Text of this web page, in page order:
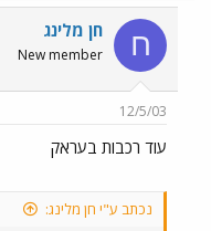
ח חן מלינג
New member
12/5/03
עוד רכבות בעראק
נכתב ע"י חן מלינג: